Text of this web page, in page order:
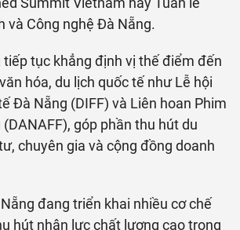
và Công nghệ Đà Nẵng.
tiếp tục khẳng định vị thế điểm đến
hóa, du lịch quốc tế như Lễ hội
Đà Nẵng (DIFF) và Liên hoan Phim
góp phần thu hút du
chuyên gia và cộng đồng doanh
đang triển khai nhiều cơ chế
hút nhân lực chất lượng cao trong